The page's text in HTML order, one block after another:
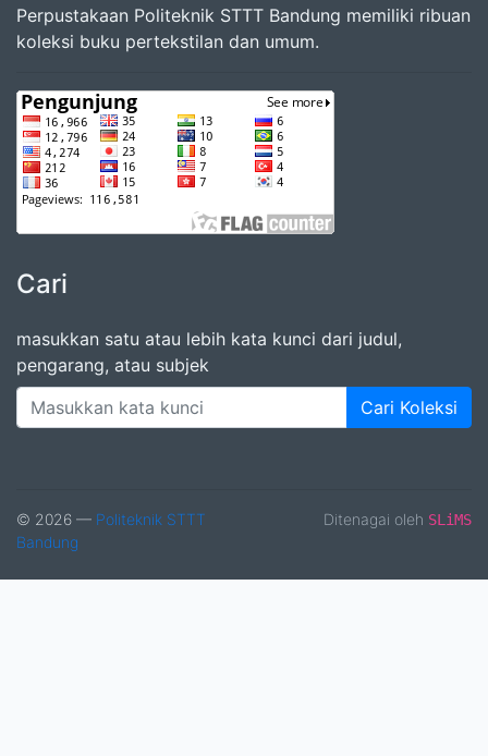
Perpustakaan Politeknik STTT Bandung memiliki ribuan
koleksi buku pertekstilan dan umum.
Cari
masukkan satu atau lebih kata kunci dari judul,
pengarang, atau subjek
Cari Koleksi
© 2026 — Politeknik STTT
Bandung
Ditenagai oleh SLiMS